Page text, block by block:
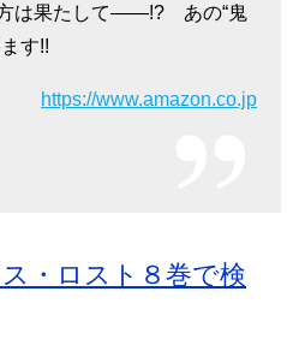
方は果たして――!? あの“鬼
す!!
https://www.amazon.co.jp
・ロスト８巻で検